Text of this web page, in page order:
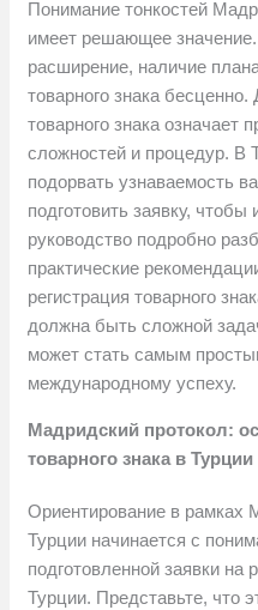
Понимание тонкостей
имеет решающее
расширение, наличие
товарного знака
товарного знака означает
сложностей и процедур.
подорвать узнаваемость
подготовить заявку,
руководство подробно
практические
регистрация товарного
должна быть сложной
может стать самым
международному успеху.
Мадридский протокол:
товарного знака в Турции
Ориентирование в рамках
Турции начинается с
подготовленной заявки на
Турции. Представьте, что